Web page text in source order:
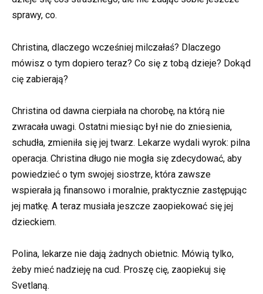
sprawy, co.
Christina, dlaczego wcześniej milczałaś? Dlaczego
mówisz o tym dopiero teraz? Co się z tobą dzieje? Dokąd
cię zabierają?
Christina od dawna cierpiała na chorobę, na którą nie
zwracała uwagi. Ostatni miesiąc był nie do zniesienia,
schudła, zmieniła się jej twarz. Lekarze wydali wyrok: pilna
operacja. Christina długo nie mogła się zdecydować, aby
powiedzieć o tym swojej siostrze, która zawsze
wspierała ją finansowo i moralnie, praktycznie zastępując
jej matkę. A teraz musiała jeszcze zaopiekować się jej
dzieckiem.
Polina, lekarze nie dają żadnych obietnic. Mówią tylko,
żeby mieć nadzieję na cud. Proszę cię, zaopiekuj się
Svetlaną.